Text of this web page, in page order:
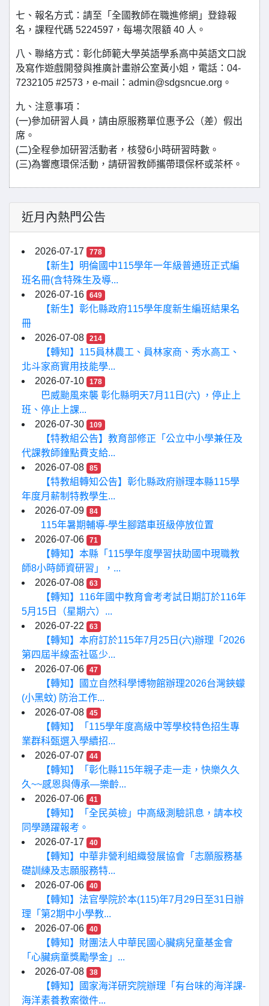
七、報名方式：請至「全國教師在職進修網」登錄報
名，課程代碼 5224597，每場次限額 40 人。
八、聯絡方式：彰化師範大學英語學系高中英語文口說
及寫作遊戲開發與推廣計畫辦公室黃小姐，電話：04-
7232105 #2573，e-mail：admin@sdgsncue.org。
九、注意事項：
(一)參加研習人員，請由原服務單位惠予公（差）假出
席。
(二)全程參加研習活動者，核發6小時研習時數。
(三)為響應環保活動，請研習教師攜帶環保杯或茶杯。
近月內熱門公告
2026-07-17 778
【新生】明倫國中115學年一年級普通班正式編
班名冊(含特殊生及導...
2026-07-16
649
【新生】彰化縣政府115學年度新生編班結果名
冊
2026-07-08
214
【轉知】115員林農工、員林家商、秀水高工、
北斗家商實用技能學...
2026-07-10
178
巴威颱風來襲 彰化縣明天7月11日(六) ，停止上
班、停止上課...
2026-07-30
109
【特教組公告】教育部修正「公立中小學兼任及
代課教師鐘點費支給...
2026-07-08
85
【特教組轉知公告】彰化縣政府辦理本縣115學
年度月薪制特教學生...
2026-07-09
84
115年暑期輔導-學生腳踏車班級停放位置
2026-07-06
71
【轉知】本縣「115學年度學習扶助國中現職教
師8小時師資研習」，...
2026-07-08
63
【轉知】116年國中教育會考考試日期訂於116年
5月15日（星期六）...
2026-07-22
63
【轉知】本府訂於115年7月25日(六)辦理「2026
第四屆半線盃社區少...
2026-07-06
47
【轉知】國立自然科學博物館辦理2026台灣鋏蠓
(小黑蚊) 防治工作...
2026-07-08
45
【轉知】「115學年度高級中等學校特色招生專
業群科甄選入學續招...
2026-07-07
44
【轉知】「彰化縣115年親子走一走，快樂久久
久~~感恩與傳承—樂齡...
2026-07-06
41
【轉知】「全民英檢」中高級測驗訊息，請本校
同學踴躍報考。
2026-07-17
40
【轉知】中華非營利組織發展協會「志願服務基
礎訓練及志願服務特...
2026-07-06
40
【轉知】法官學院於本(115)年7月29日至31日辦
理「第2期中小學教...
2026-07-06
40
【轉知】財團法人中華民國心臟病兒童基金會
「心臟病童獎勵學金」...
2026-07-08
38
【轉知】國家海洋研究院辦理「有台味的海洋課-
海洋素養教案徵件...